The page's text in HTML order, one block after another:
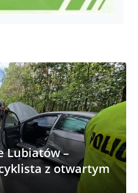
Lubiatów –
z otwartym